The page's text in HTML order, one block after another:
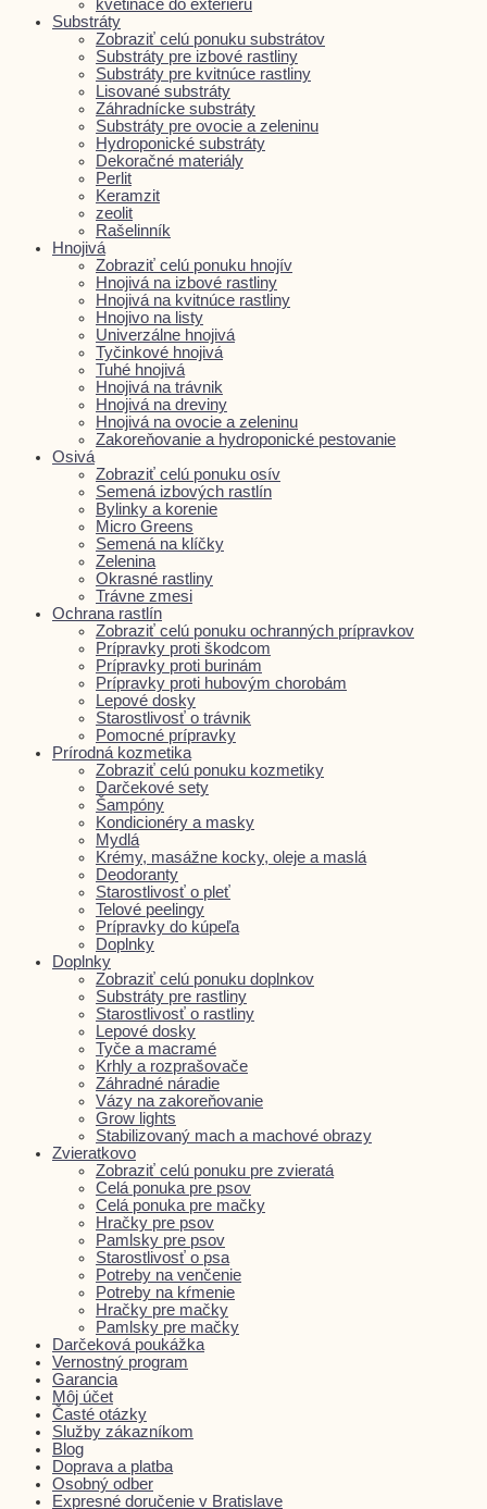
kvetináče do exteriéru
Substráty
Zobraziť celú ponuku substrátov
Substráty pre izbové rastliny
Substráty pre kvitnúce rastliny
Lisované substráty
Záhradnícke substráty
Substráty pre ovocie a zeleninu
Hydroponické substráty
Dekoračné materiály
Perlit
Keramzit
zeolit
Rašelinník
Hnojivá
Zobraziť celú ponuku hnojív
Hnojivá na izbové rastliny
Hnojivá na kvitnúce rastliny
Hnojivo na listy
Univerzálne hnojivá
Tyčinkové hnojivá
Tuhé hnojivá
Hnojivá na trávnik
Hnojivá na dreviny
Hnojivá na ovocie a zeleninu
Zakoreňovanie a hydroponické pestovanie
Osivá
Zobraziť celú ponuku osív
Semená izbových rastlín
Bylinky a korenie
Micro Greens
Semená na klíčky
Zelenina
Okrasné rastliny
Trávne zmesi
Ochrana rastlín
Zobraziť celú ponuku ochranných prípravkov
Prípravky proti škodcom
Prípravky proti burinám
Prípravky proti hubovým chorobám
Lepové dosky
Starostlivosť o trávnik
Pomocné prípravky
Prírodná kozmetika
Zobraziť celú ponuku kozmetiky
Darčekové sety
Šampóny
Kondicionéry a masky
Mydlá
Krémy, masážne kocky, oleje a maslá
Deodoranty
Starostlivosť o pleť
Telové peelingy
Prípravky do kúpeľa
Doplnky
Doplnky
Zobraziť celú ponuku doplnkov
Substráty pre rastliny
Starostlivosť o rastliny
Lepové dosky
Tyče a macramé
Krhly a rozprašovače
Záhradné náradie
Vázy na zakoreňovanie
Grow lights
Stabilizovaný mach a machové obrazy
Zvieratkovo
Zobraziť celú ponuku pre zvieratá
Celá ponuka pre psov
Celá ponuka pre mačky
Hračky pre psov
Pamlsky pre psov
Starostlivosť o psa
Potreby na venčenie
Potreby na kŕmenie
Hračky pre mačky
Pamlsky pre mačky
Darčeková poukážka
Vernostný program
Garancia
Môj účet
Časté otázky
Služby zákazníkom
Blog
Doprava a platba
Osobný odber
Expresné doručenie v Bratislave